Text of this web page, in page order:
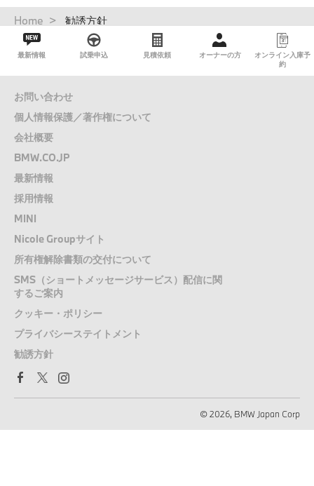
パ
ン
ず
Home 勧誘方針
最新情報 試乗申込 見積依頼 オーナーの方
オンライン入庫予
約
お問い合わせ
個人情報保護／著作権について
会社概要
BMW.CO.JP
最新情報
採用情報
MINI
Nicole Groupサイト
所有権解除書類の交付について
SMS（ショートメッセージサービス）配信に関
するご案内
クッキー・ポリシー
プライバシーステイトメント
勧誘方針
© 2026, BMW Japan Corp